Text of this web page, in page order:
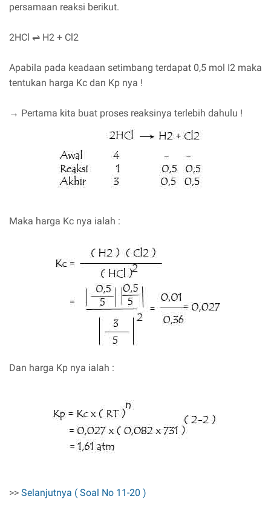
persamaan reaksi berikut.
2HCl ⇌ H2 + Cl2
Apabila pada keadaan setimbang terdapat 0,5 mol I2 maka
tentukan harga Kc dan Kp nya !
→ Pertama kita buat proses reaksinya terlebih dahulu !
Maka harga Kc nya ialah :
Dan harga Kp nya ialah :
>> Selanjutnya ( Soal No 11-20 )